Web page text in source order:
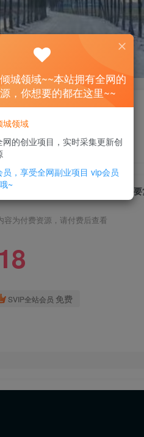
轻轻松松日入500+
拉新最新暴力玩法，每天简单只需
容为付费资源，请付费后查看
18
SVIP全站会员 免费
城领域~~本站拥有全网的
，你想要的都在这里~~
城领域
的创业项目，实时采集更新创
，享受全网副业项目 vip会员
~